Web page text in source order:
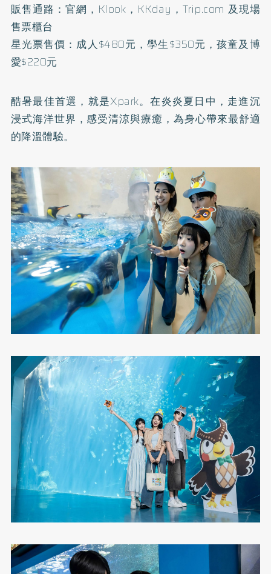
販售通路：官網，Klook，KKday，Trip.com 及現場
售票櫃台
星光票售價：成人$480元，學生$350元，孩童及博
愛$220元
酷暑最佳首選，就是Xpark。在炎炎夏日中，走進沉
浸式海洋世界，感受清涼與療癒，為身心帶來最舒適
的降溫體驗。